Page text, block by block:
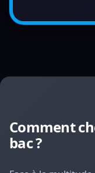
Comment
bac ?